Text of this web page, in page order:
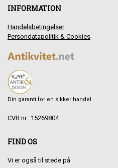
INFORMATION
Handelsbetingelser
Persondatapolitik & Cookies
Din garanti for en sikker handel
CVR.nr.: 15269804
FIND OS
Vi er også til stede på